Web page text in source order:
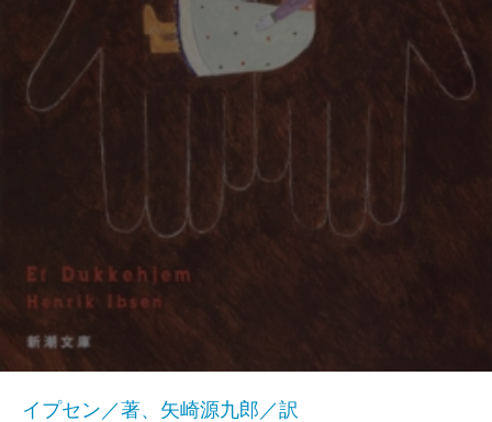
イプセン／著、矢崎源九郎／訳